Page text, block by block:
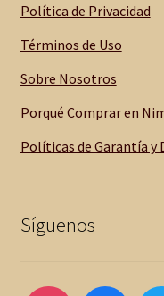
Política de Privacidad
Términos de Uso
Sobre Nosotros
Porqué Comprar en
Políticas de Garantía y
Síguenos